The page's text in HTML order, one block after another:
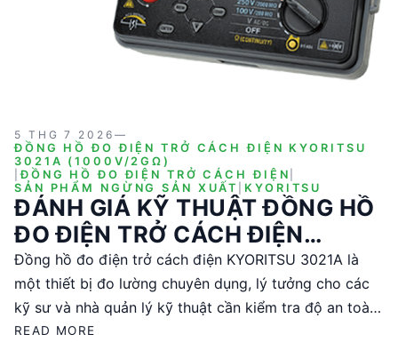
5 THG 7 2026 —
ĐỒNG HỒ ĐO ĐIỆN TRỞ CÁCH ĐIỆN KYORITSU
3021A (1000V/2GΩ)
|ĐỒNG HỒ ĐO ĐIỆN TRỞ CÁCH ĐIỆN
SẢN PHẨM NGỪNG SẢN XUẤT
KYORITSU
ĐÁNH GIÁ KỸ THUẬT ĐỒNG HỒ
ĐO ĐIỆN TRỞ CÁCH ĐIỆN
KYORITSU 3021A
Đồng hồ đo điện trở cách điện KYORITSU 3021A là
một thiết bị đo lường chuyên dụng, lý tưởng cho các
kỹ sư và nhà quản lý kỹ thuật cần kiểm tra độ an toàn
của hệ thống điện. Với khả năng đo điện trở cách điện
READ MORE